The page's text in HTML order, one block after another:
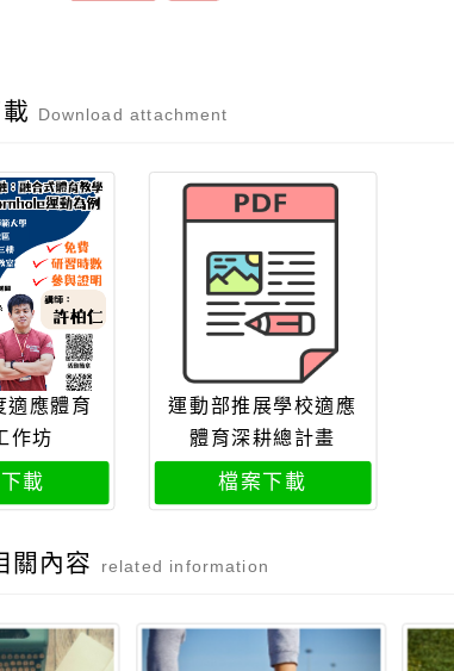
Download attachment
適應體育
作坊
載
運動部推展學校適應
體育深耕總計畫
檔案下載
關內容 related information